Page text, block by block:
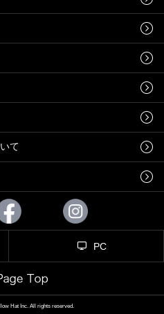
て
PC
Hat Inc. All rights reserved.